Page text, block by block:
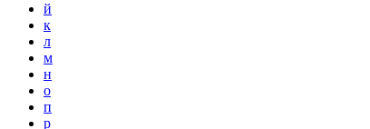
й
к
л
м
н
о
п
р